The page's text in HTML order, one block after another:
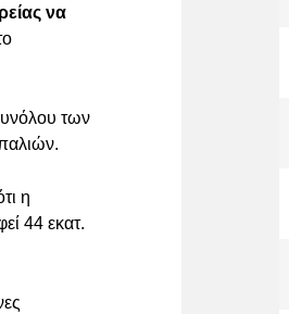
να
των
η
44 εκατ.